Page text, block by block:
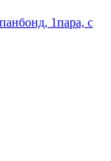
1пара, с